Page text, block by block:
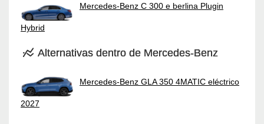
Mercedes-Benz C 300 e berlina Plugin
Hybrid
Alternativas dentro de Mercedes-Benz
Mercedes-Benz GLA 350 4MATIC eléctrico
2027